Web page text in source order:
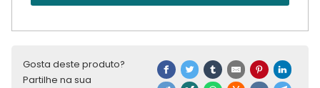
Gosta deste produto?
Partilhe na sua